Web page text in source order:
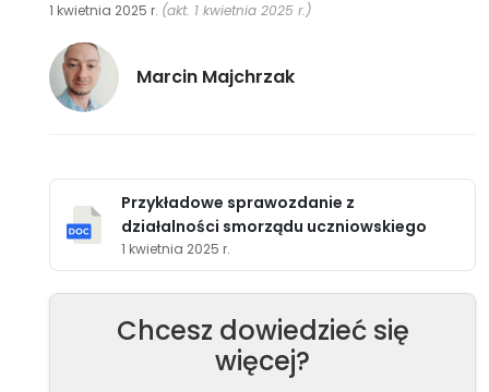
1 kwietnia 2025 r. (akt. 1 kwietnia 2025 r.)
Marcin Majchrzak
Przykładowe sprawozdanie z
działalności smorządu uczniowskiego
1 kwietnia 2025 r.
Chcesz dowiedzieć się
więcej?